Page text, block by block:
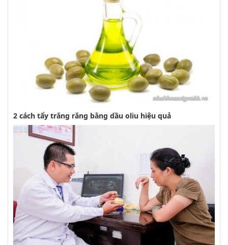
2 cách tẩy trắng răng bằng dầu oliu hiệu quả